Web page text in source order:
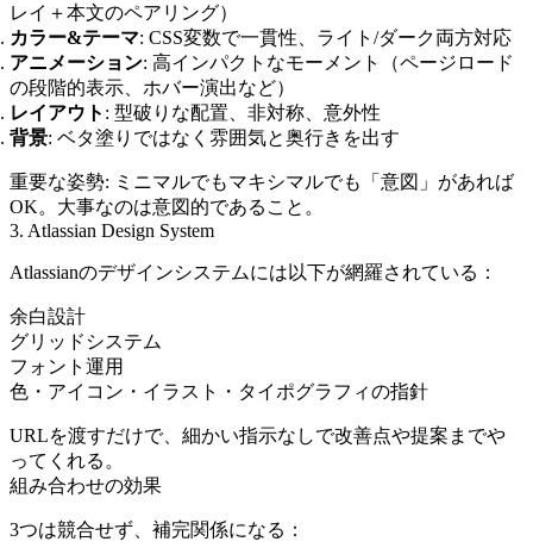
レイ＋本文のペアリング）
カラー&テーマ: CSS変数で一貫性、ライト/ダーク両方対応
アニメーション: 高インパクトなモーメント（ページロード
の段階的表示、ホバー演出など）
レイアウト : 型破りな配置、非対称、意外性
背景: ベタ塗りではなく雰囲気と奥行きを出す
重要な姿勢: ミニマルでもマキシマルでも「意図」があれば
OK。大事なのは意図的であること。
3. Atlassian Design System
Atlassianのデザインシステムには以下が網羅されている：
余白設計
グリッドシステム
フォント運用
色・アイコン・イラスト・タイポグラフィの指針
URLを渡すだけで、細かい指示なしで改善点や提案までや
ってくれる。
組み合わせの効果
3つは競合せず、補完関係になる：